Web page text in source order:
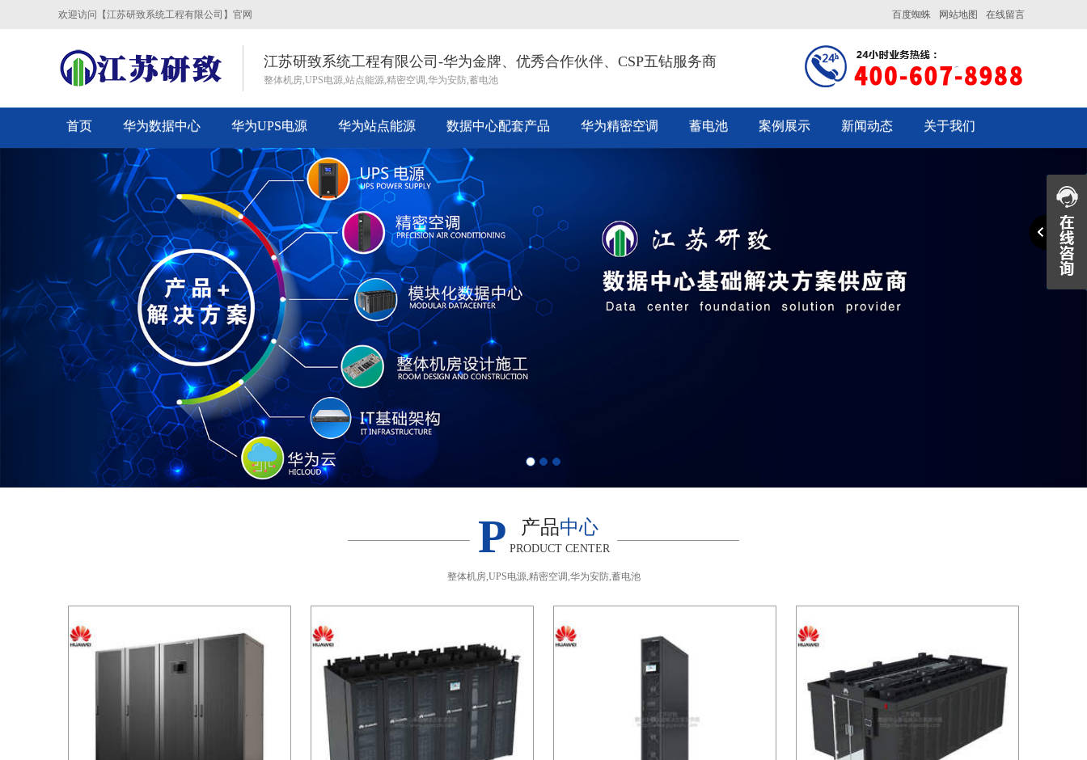
欢迎访问【江苏研致系统工程有限公司】官网 在线留言
网站地图
百度蜘蛛
江苏研致系统工程有限公司-华为金牌、优秀合作伙伴、CSP五钻服务商
整体机房,UPS电源,站点能源,精密空调,华为安防,蓄电池
首页 华为数据中心 华为UPS电源 华为站点能源 数据中心配套产品 华为精密空调 蓄电池 案例展示 新闻动态 关于我们
联系我们
Previous
P 产品中心
PRODUCT CENTER
整体机房,UPS电源,精密空调,华为安防,蓄电池